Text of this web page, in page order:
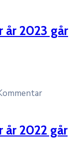
år 2023 går
år 2022 går